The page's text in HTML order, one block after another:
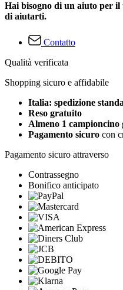
Hai bisogno di un aiuto per il
di aiutarti.
Contatto
Qualità verificata
Shopping sicuro e affidabile
Italia: spedizione
Reso gratuito
Almeno 1 campioncino
Pagamento sicuro con
Pagamento sicuro attraverso
Contrassegno
Bonifico anticipato